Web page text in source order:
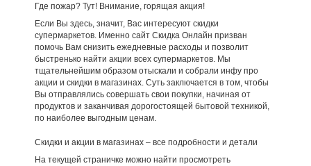
Где пожар? Тут! Внимание, горящая акция!
Если Вы здесь, значит, Вас интересуют скидки
супермаркетов. Именно сайт Скидка Онлайн призван
помочь Вам снизить ежедневные расходы и позволит
быстренько найти акции всех супермаркетов. Мы
тщательнейшим образом отыскали и собрали инфу про
акции и скидки в магазинах. Суть заключается в том, чтобы
Вы отправлялись совершать свои покупки, начиная от
продуктов и заканчивая дорогостоящей бытовой техникой,
по наиболее выгодным ценам.
Скидки и акции в магазинах – все подробности и детали
На текущей страничке можно найти просмотреть